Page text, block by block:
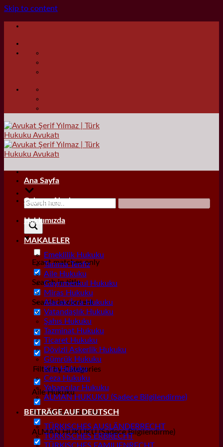
Skip to content
Exact matches only
Search in title
Search in content
Filter by Categories
Aile Hukuku
Alacak/İcra Hukuku
ALMAN HUKUKU (Sadece Bilgilendirme)
Ana Sayfa
Çalışma Alanları
Hakkımızda
MAKALELER
Emeklilik Hukuku
Tanıma Tenfiz
Aile Hukuku
Gayrımenkul Hukuku
Miras Hukuku
Alacak/İcra Hukuku
Vatandaşlık Hukuku
Şahıs Hukuku
Tazminat Hukuku
Ticaret Hukuku
Dövizli Askerlik Hukuku
Gümrük Hukuku
Kira Hukuku
Ceza Hukuku
Yabancılar Hukuku
ALMAN HUKUKU (Sadece Bilgilendirme)
BEITRÄGE AUF DEUTSCH
TÜRKISCHES AUSLÄNDERRECHT
TÜRKISCHES ERBRECHT